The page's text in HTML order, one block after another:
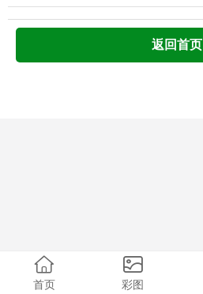
返回首页
首页 彩图